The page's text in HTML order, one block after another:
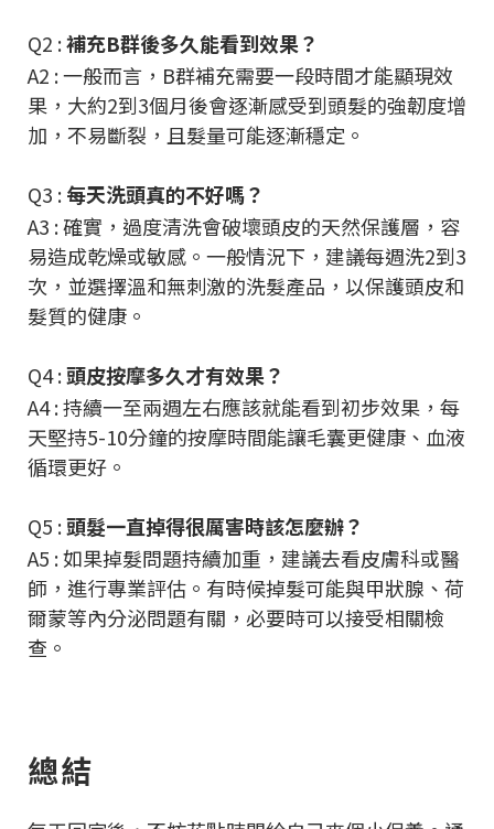
Q2 :補充B群後多久能看到效果？
A2 : 一般而言，B群補充需要一段時間才能顯現效
果，大約2到3個月後會逐漸感受到頭髮的強韌度增
加，不易斷裂，且髮量可能逐漸穩定。
Q3 :每天洗頭真的不好嗎？
A3 : 確實，過度清洗會破壞頭皮的天然保護層，容
易造成乾燥或敏感。一般情況下，建議每週洗2到3
次，並選擇溫和無刺激的洗髮產品，以保護頭皮和
髮質的健康。
Q4 :頭皮按摩多久才有效果？
A4 : 持續一至兩週左右應該就能看到初步效果，每
天堅持5-10分鐘的按摩時間能讓毛囊更健康、血液
循環更好。
Q5 :頭髮一直掉得很厲害時該怎麼辦？
A5 : 如果掉髮問題持續加重，建議去看皮膚科或醫
師，進行專業評估。有時候掉髮可能與甲狀腺、荷
爾蒙等內分泌問題有關，必要時可以接受相關檢
查。
總結